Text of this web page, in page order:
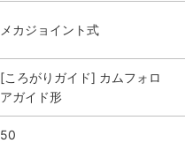
メカジョイント式
[ころがりガイド] カムフォロ
アガイド形
50